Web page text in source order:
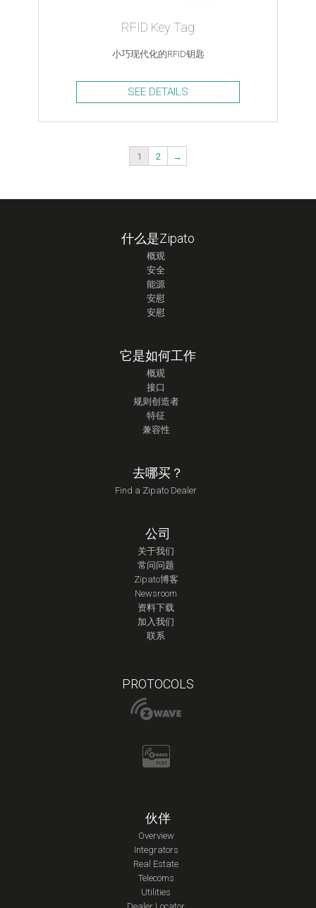
RFID Key Tag
小巧现代化的RFID钥匙
SEE DETAILS
1 2 →
什么是Zipato
概观
安全
能源
安慰
安慰
它是如何工作
概观
接口
规则创造者
特征
兼容性
去哪买？
Find a Zipato Dealer
公司
关于我们
常问问题
Zipato博客
Newsroom
资料下载
加入我们
联系
PROTOCOLS
伙伴
Overview
Integrators
Real Estate
Telecoms
Utilities